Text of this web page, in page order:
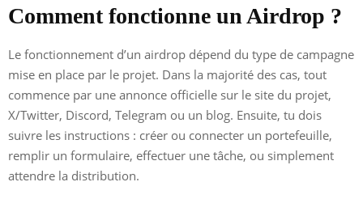
Comment fonctionne un Airdrop ?
Le fonctionnement d’un airdrop dépend du type de campagne
mise en place par le projet. Dans la majorité des cas, tout
commence par une annonce officielle sur le site du projet,
X/Twitter, Discord, Telegram ou un blog. Ensuite, tu dois
suivre les instructions : créer ou connecter un portefeuille,
remplir un formulaire, effectuer une tâche, ou simplement
attendre la distribution.